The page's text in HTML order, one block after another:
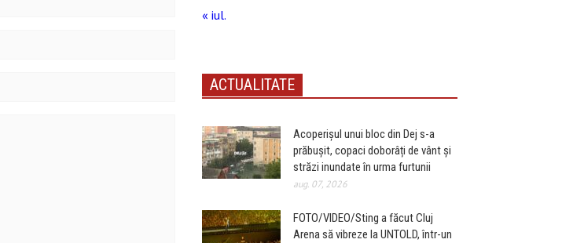
« iul.
ACTUALITATE
Acoperișul unui bloc din Dej s-a
prăbușit, copaci doborâți de vânt și
străzi inundate în urma furtunii
aug. 07, 2026
FOTO/VIDEO/Sting a făcut Cluj
Arena să vibreze la UNTOLD, într-un